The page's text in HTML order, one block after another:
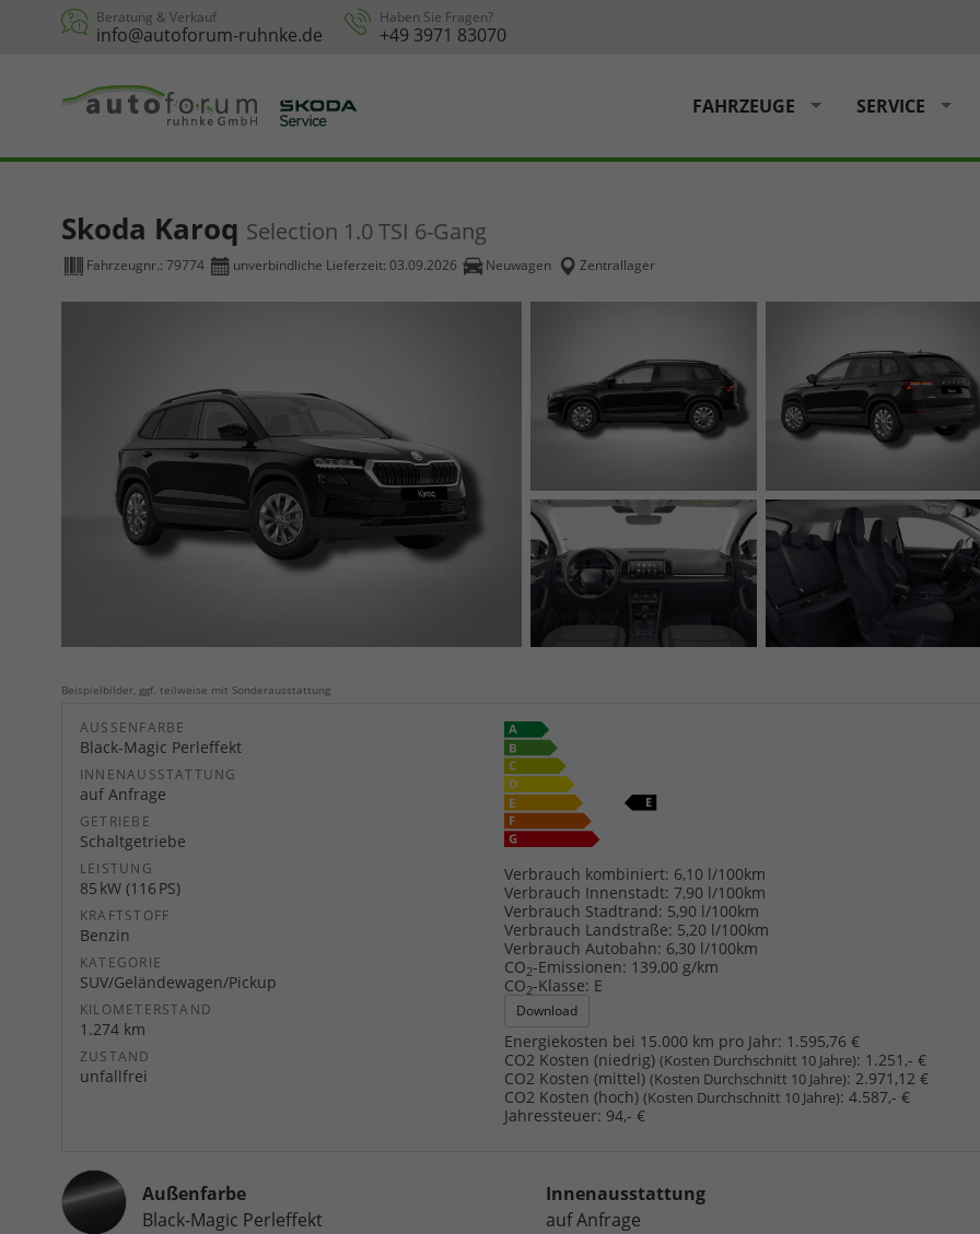
Beratung & Verkauf
info@autoforum-ruhnke.de
Haben Sie Fragen?
+49 3971 83070
FAHRZEUGE SERVICE
Skoda Karoq Selection 1.0 TSI 6-Gang
Fahrzeugnr.: 79774 unverbindliche Lieferzeit: 03.09.2026 Neuwagen Zentrallager
Beispielbilder, ggf. teilweise mit Sonderausstattung
AUSSENFARBE
Black-Magic Perleffekt
INNENAUSSTATTUNG
auf Anfrage
GETRIEBE
Schaltgetriebe
LEISTUNG
85 kW (116 PS)
KRAFTSTOFF
Benzin
KATEGORIE
SUV/Geländewagen/Pickup
KILOMETERSTAND
1.274 km
ZUSTAND
unfallfrei
Verbrauch kombiniert: 6,10 l/100km
Verbrauch Innenstadt: 7,90 l/100km
Verbrauch Stadtrand: 5,90 l/100km
Verbrauch Landstraße: 5,20 l/100km
Verbrauch Autobahn: 6,30 l/100km
CO2-Emissionen: 139,00 g/km
CO2-Klasse: E
Download
Energiekosten bei 15.000 km pro Jahr: 1.595,76 €
CO2 Kosten (niedrig) (Kosten Durchschnitt 10 Jahre): 1.251,- €
CO2 Kosten (mittel) (Kosten Durchschnitt 10 Jahre): 2.971,12 €
CO2 Kosten (hoch) (Kosten Durchschnitt 10 Jahre): 4.587,- €
Jahressteuer: 94,- €
Außenfarbe
Black-Magic Perleffekt
Innenausstattung
auf Anfrage